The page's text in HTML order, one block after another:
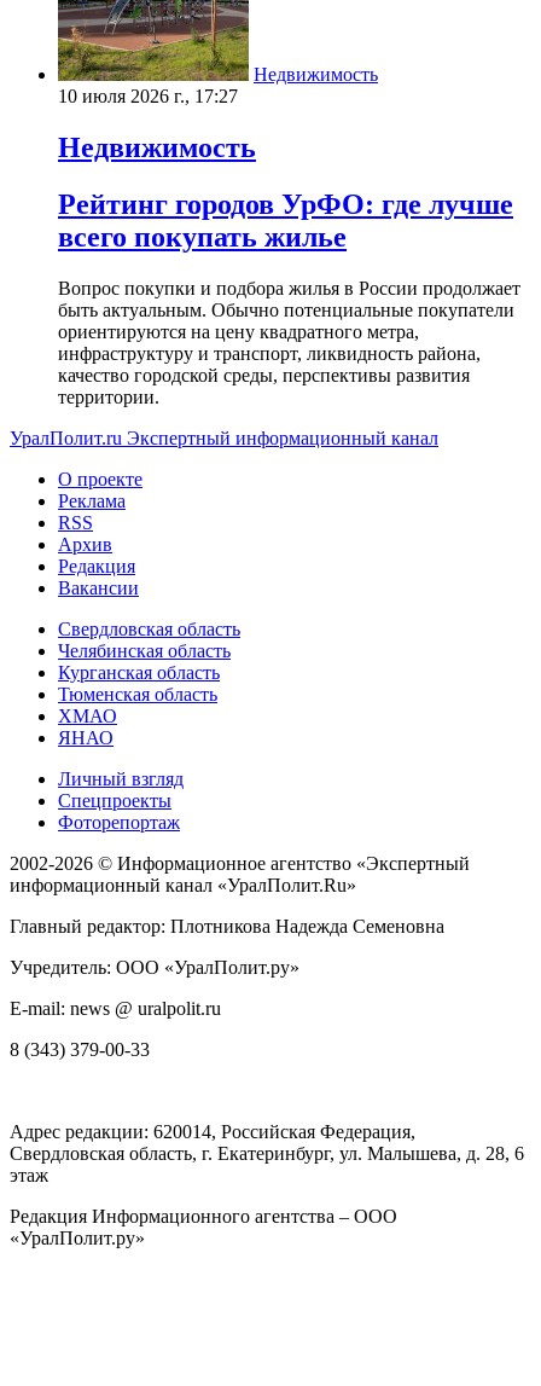
Недвижимость
10 июля 2026 г., 17:27
Недвижимость
Рейтинг городов УрФО: где лучше
всего покупать жилье
Вопрос покупки и подбора жилья в России продолжает
быть актуальным. Обычно потенциальные покупатели
ориентируются на цену квадратного метра,
инфраструктуру и транспорт, ликвидность района,
качество городской среды, перспективы развития
территории.
УралПолит.ru Экспертный информационный канал
О проекте
Реклама
RSS
Архив
Редакция
Вакансии
Свердловская область
Челябинская область
Курганская область
Тюменская область
ХМАО
ЯНАО
Личный взгляд
Спецпроекты
Фоторепортаж
2002-2026 © Информационное агентство «Экспертный
информационный канал «УралПолит.Ru»
Главный редактор: Плотникова Надежда Семеновна
Учредитель: ООО «УралПолит.ру»
E-mail: news @ uralpolit.ru
8 (343) 379-00-33
Адрес редакции: 620014, Российская Федерация,
Свердловская область, г. Екатеринбург, ул. Малышева, д. 28, 6
этаж
Редакция Информационного агентства – ООО
«УралПолит.ру»